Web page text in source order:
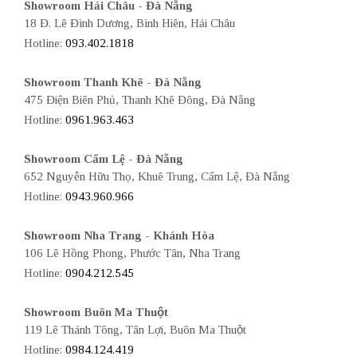
Showroom Hải Châu - Đà Nẵng
18 Đ. Lê Đình Dương, Bình Hiên, Hải Châu
Hotline: 093.402.1818
Showroom Thanh Khê - Đà Nẵng
475 Điện Biên Phủ, Thanh Khê Đông, Đà Nẵng
Hotline: 0961.963.463
Showroom Cẩm Lệ - Đà Nẵng
652 Nguyễn Hữu Thọ, Khuê Trung, Cẩm Lệ, Đà Nẵng
Hotline: 0943.960.966
Showroom Nha Trang - Khánh Hòa
106 Lê Hồng Phong, Phước Tân, Nha Trang
Hotline: 0904.212.545
Showroom Buôn Ma Thuột
119 Lê Thánh Tông, Tân Lợi, Buôn Ma Thuột
Hotline: 0984.124.419